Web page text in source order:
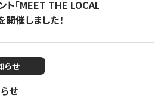
ト「MEET THE LOCAL
開催しました！
らせ
せ